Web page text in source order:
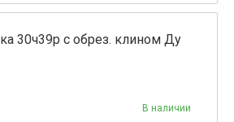
30ч39р с обрез. клином Ду
В наличии